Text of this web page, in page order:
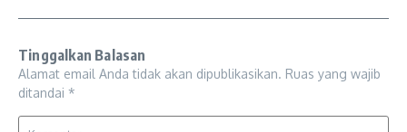
Tinggalkan Balasan
Alamat email Anda tidak akan dipublikasikan. Ruas yang wajib
ditandai *